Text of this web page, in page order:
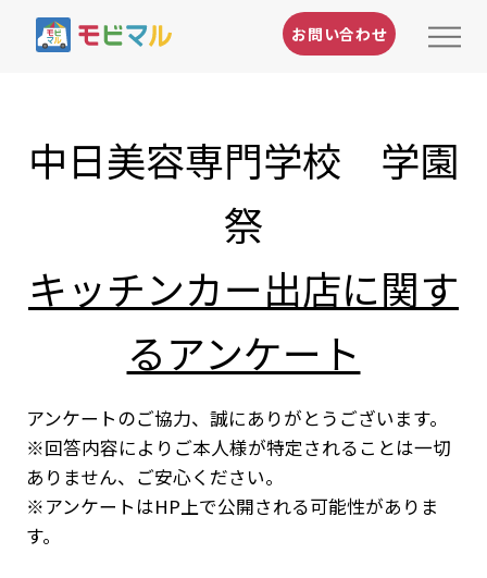
お問い合わせ
中日美容専門学校 学園
祭
キッチンカー出店に関す
るアンケート
アンケートのご協力、誠にありがとうございます。
※回答内容によりご本人様が特定されることは一切
ありません、ご安心ください。
※アンケートはHP上で公開される可能性がありま
す。